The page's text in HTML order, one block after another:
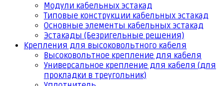
Модули кабельных эстакад
Типовые конструкции кабельных эстакад
Основные элементы кабельных эстакад
Эстакады (Безригельные решения)
Крепления для высоковольтного кабеля
Высоковольтное крепление для кабеля
Универсальное крепление для кабеля (для
прокладки в треугольник)